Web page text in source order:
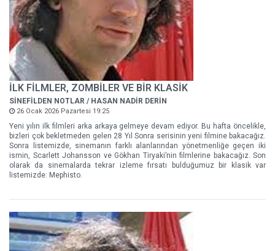
İLK FİLMLER, ZOMBİLER VE BİR KLASİK
SİNEFİLDEN NOTLAR / HASAN NADİR DERİN
26 Ocak 2026 Pazartesi 19:25
Yeni yılın ilk filmleri arka arkaya gelmeye devam ediyor. Bu hafta öncelikle,
bizleri çok bekletmeden gelen 28 Yıl Sonra serisinin yeni filmine bakacağız.
Sonra listemizde, sinemanın farklı alanlarından yönetmenliğe geçen iki
ismin, Scarlett Johansson ve Gökhan Tiryaki’nin filmlerine bakacağız. Son
olarak da sinemalarda tekrar izleme fırsatı bulduğumuz bir klasik var
listemizde: Mephisto.